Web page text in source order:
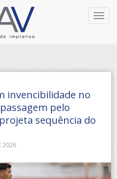
invencibilidade no
pelo
sequência do
2026